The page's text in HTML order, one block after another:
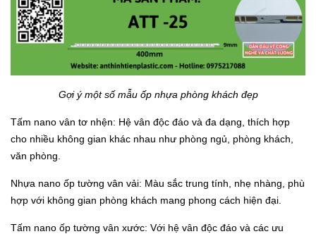
Gợi ý một số mẫu ốp nhựa phòng khách đẹp
Tấm nano vân tơ nhện: Hệ vân độc đáo và đa dạng, thích hợp
cho nhiều không gian khác nhau như phòng ngủ, phòng khách,
văn phòng.
Nhựa nano ốp tường vân vải: Màu sắc trung tính, nhẹ nhàng, phù
hợp với không gian phòng khách mang phong cách hiện đại.
Tấm nano ốp tường vân xước: Với hệ vân độc đáo và các ưu